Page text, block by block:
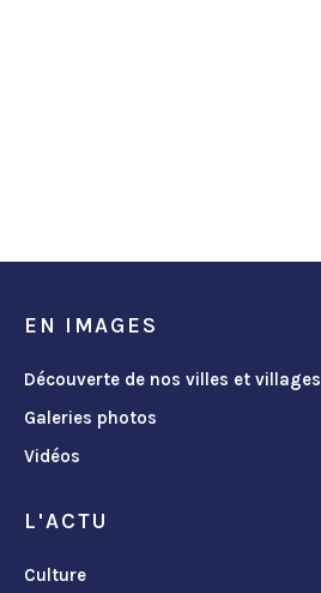
EN IMAGES
Découverte de nos villes et villages
Galeries photos
Vidéos
L'ACTU
Culture